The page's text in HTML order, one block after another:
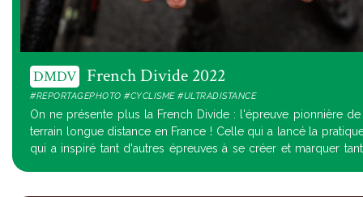
DMDV French Divide 2022
#REPORTAGEPHOTO #CYCLISME #ULTRADISTANCE
On ne présente plus la French Divide : l'épreuve pionnière
terrain longue distance en France ! Celle qui a lancé la